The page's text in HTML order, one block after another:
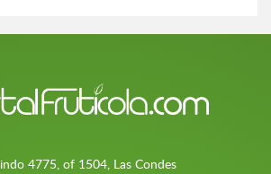
4775, of 1504, Las Condes